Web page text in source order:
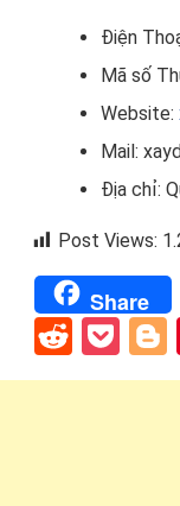
Điện
Mã số
Website:
Mail:
Địa chỉ:
Post Views:
Share
Reddit